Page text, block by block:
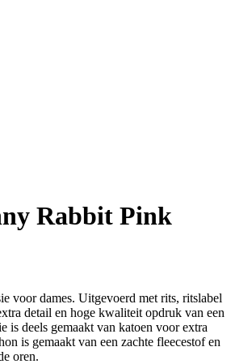
Rabbit Pink
voor dames. Uitgevoerd met rits, ritslabel
detail en hoge kwaliteit opdruk van een
is deels gemaakt van katoen voor extra
is gemaakt van een zachte fleecestof en
oren.